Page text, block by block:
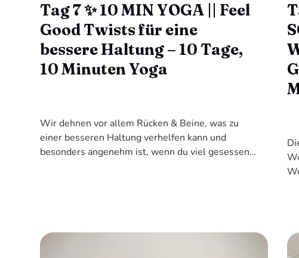
Tag 7 ✨ 10 MIN YOGA || Feel
Good Twists für eine
bessere Haltung – 10 Tage,
10 Minuten Yoga
Wir dehnen vor allem Rücken & Beine, was zu
einer besseren Haltung verhelfen kann und
besonders angenehm ist, wenn du viel gesessen